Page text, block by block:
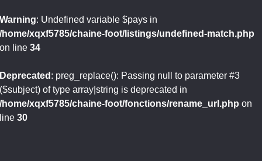
Warning: Undefined variable $pays in
/home/xqxf5785/chaine-foot/listings/undefined-match.php
on line 34
Deprecated : preg_replace(): Passing null to parameter #3
($subject) of type array|string is deprecated in
/home/xqxf5785/chaine-foot/fonctions/rename_url.php on
line 30